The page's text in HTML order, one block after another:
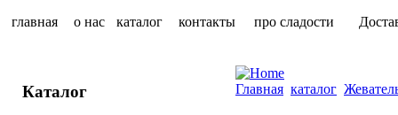
главная о нас каталог контакты про сладости
Каталог Главная каталог